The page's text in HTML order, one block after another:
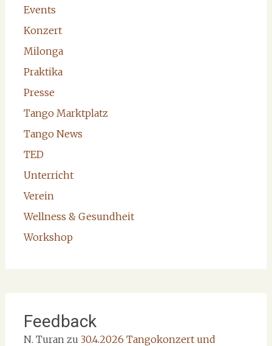
Events
Konzert
Milonga
Praktika
Presse
Tango Marktplatz
Tango News
TED
Unterricht
Verein
Wellness & Gesundheit
Workshop
Feedback
N. Turan zu 30.4.2026 Tangokonzert und